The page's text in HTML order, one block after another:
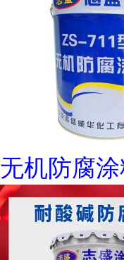
无机防腐